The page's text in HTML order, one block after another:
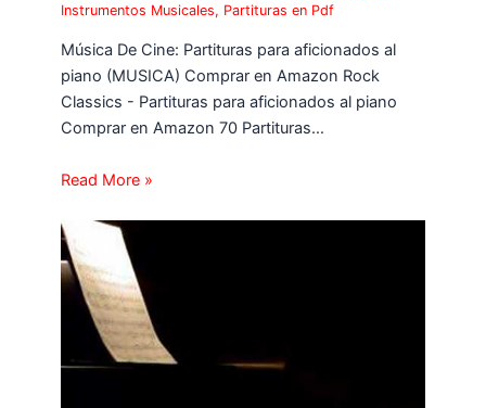
Instrumentos Musicales, Partituras en Pdf
Música De Cine: Partituras para aficionados al
piano (MUSICA) Comprar en Amazon Rock
Classics - Partituras para aficionados al piano
Comprar en Amazon 70 Partituras…
Read More »